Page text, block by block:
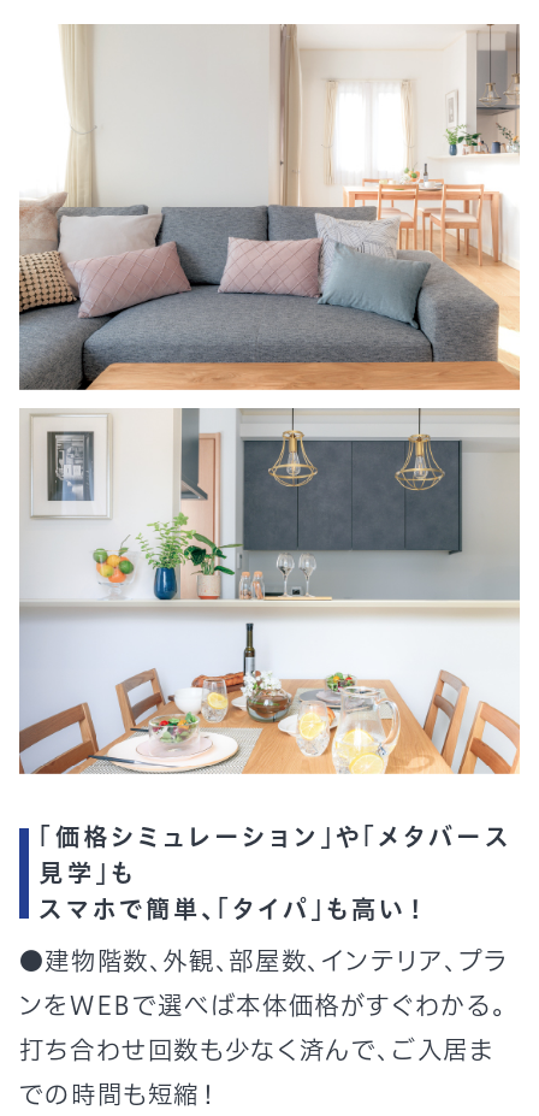
「価格シミュレーション」や「メタバース
見学」も
スマホで簡単、「タイパ」も高い ！
●建物階数、外観、部屋数、インテリア、プラ
ンをWEBで選べば本体価格がすぐわかる。
打ち合わせ回数も少なく済んで、ご入居ま
での時間も短縮！